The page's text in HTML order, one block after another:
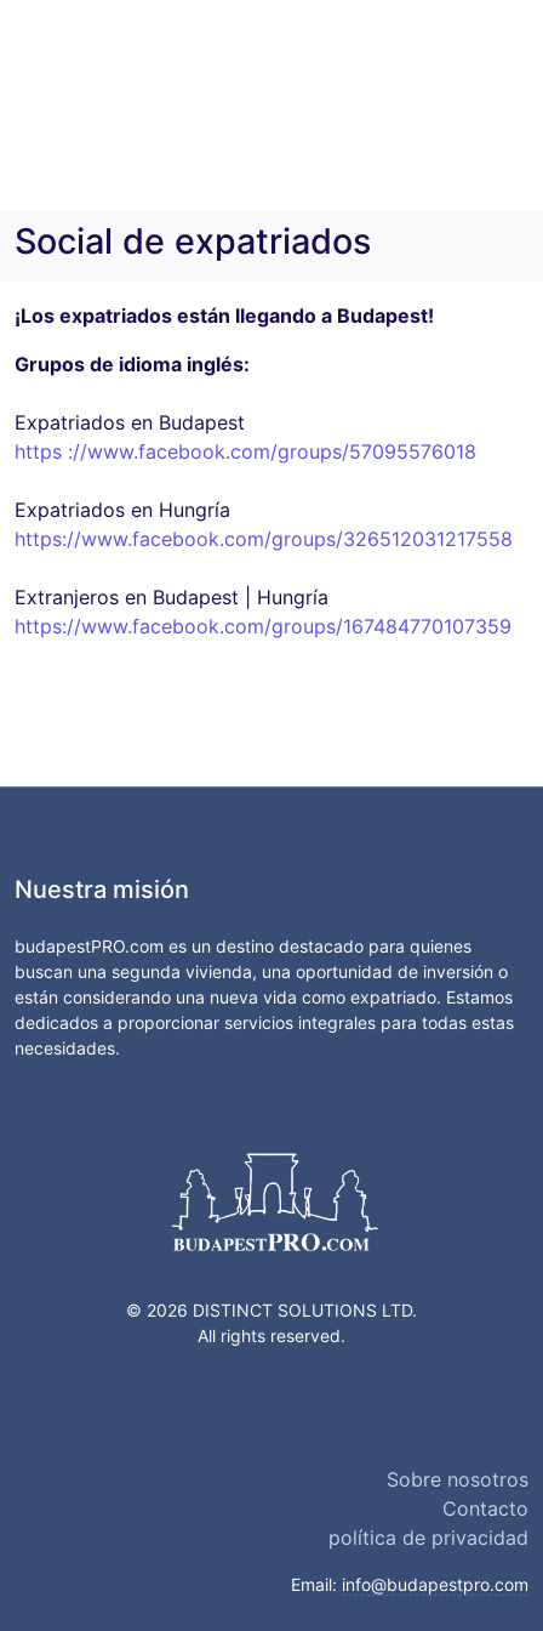
Social de expatriados
¡Los expatriados están llegando a Budapest!
Grupos de idioma inglés:
Expatriados en Budapest
https ://www.facebook.com/groups/57095576018
Expatriados en Hungría
https://www.facebook.com/groups/326512031217558
Extranjeros en Budapest | Hungría
https://www.facebook.com/groups/167484770107359
Nuestra misión
budapestPRO.com es un destino destacado para quienes
buscan una segunda vivienda, una oportunidad de inversión o
están considerando una nueva vida como expatriado. Estamos
dedicados a proporcionar servicios integrales para todas estas
necesidades.
© 2026 DISTINCT SOLUTIONS LTD.
All rights reserved.
Sobre nosotros
Contacto
política de privacidad
Email: info@budapestpro.com